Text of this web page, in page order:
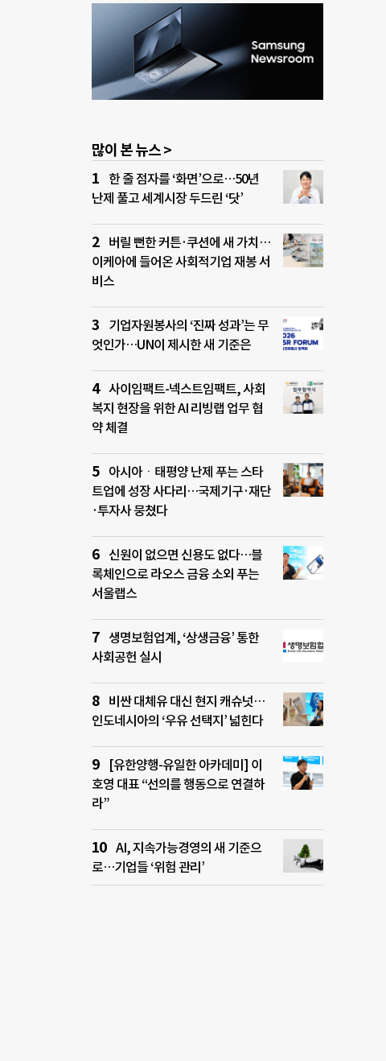
많이 본 뉴스 >
한 줄 점자를 ‘화면’으로…50년
난제 풀고 세계시장 두드린 ‘닷’
버릴 뻔한 커튼·쿠션에 새 가치…
이케아에 들어온 사회적기업 재봉 서
비스
기업자원봉사의 ‘진짜 성과’는 무
엇인가…UN이 제시한 새 기준은
사이임팩트-넥스트임팩트, 사회
복지 현장을 위한 AI 리빙랩 업무 협
약 체결
아시아ㆍ태평양 난제 푸는 스타
트업에 성장 사다리…국제기구·재단
·투자사 뭉쳤다
신원이 없으면 신용도 없다…블
록체인으로 라오스 금융 소외 푸는
서울랩스
생명보험업계, ‘상생금융’ 통한
사회공헌 실시
비싼 대체유 대신 현지 캐슈넛…
인도네시아의 ‘우유 선택지’ 넓힌다
[유한양행-유일한 아카데미] 이
호영 대표 “선의를 행동으로 연결하
라”
AI, 지속가능경영의 새 기준으
로…기업들 ‘위험 관리’